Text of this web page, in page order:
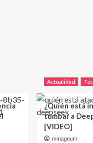
Actualidad
¿Quién está
tumbar a
[VIDEO]
mmagnum